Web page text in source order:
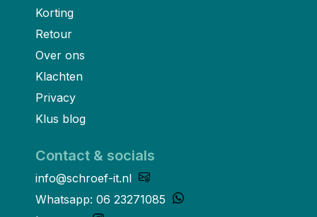
Korting
Retour
Over ons
Klachten
Privacy
Klus blog
Contact & socials
info@schroef-it.nl
Whatsapp: 06 23271085